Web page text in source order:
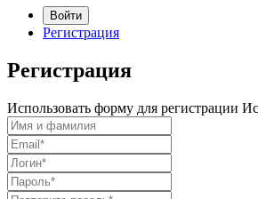
Войти
Регистрация
Регистрация
Использовать форму для регистрации